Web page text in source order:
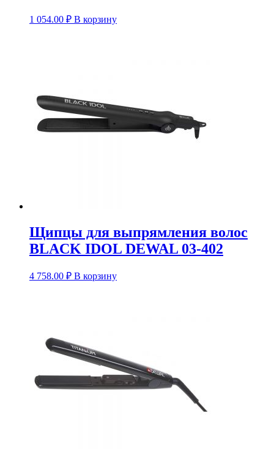
1 054.00 ₽ В корзину
Щипцы для выпрямления волос
BLACK IDOL DEWAL 03-402
4 758.00 ₽ В корзину